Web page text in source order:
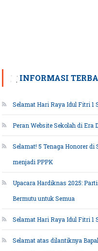
INFORMASI
Selamat Hari Raya Idul Fitri 1
Peran Website Sekolah di Era
Selamat! 5 Tenaga Honorer
menjadi PPPK
Upacara Hardiknas 2025:
Bermutu untuk Semua
Selamat Hari Raya Idul Fitri 1
Selamat atas dilantiknya